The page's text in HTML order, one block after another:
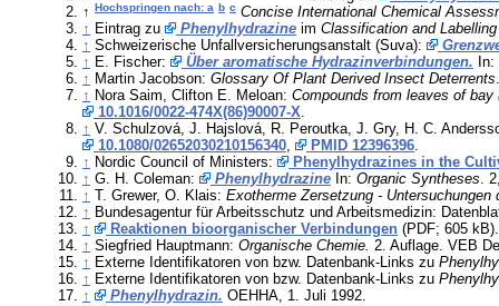
↑
Hochspringen nach: a b c Concise International Chemical
↑ Eintrag zu Phenylhydrazineim Classification and
↑ Schweizerische Unfallversicherungsanstalt (Suva):
↑ E. Fischer: Über aromatische Hydrazinverbindungen. In:
↑ Martin Jacobson: Glossary Of Plant Derived Insect Deterrents
↑ Nora Saim, Clifton E. Meloan: Compounds from leaves of
10.1016/0022-474X(86)90007-X.
↑ V. Schulzová, J. Hajslová, R. Peroutka, J. Gry, H. C.
10.1080/02652030210156340, PMID 12396396.
↑ Nordic Council of Ministers:
Phenylhydrazines in the
↑ G. H. Coleman: PhenylhydrazineIn: Organic Syntheses.
↑ T. Grewer, O. Klais: Exotherme Zersetzung -
↑ Bundesagentur für Arbeitsschutz und Arbeitsmedizin:
↑
Reaktionen bioorganischer Verbindungen(PDF; 605 kB).
↑ Siegfried Hauptmann: Organische Chemie. 2. Auflage. VEB
↑ Externe Identifikatoren von bzw. Datenbank-Links zu
↑ Externe Identifikatoren von bzw. Datenbank-Links zu
↑
Phenylhydrazin. OEHHA, 1. Juli 1992.